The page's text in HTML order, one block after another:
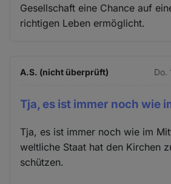
Gesellschaft eine Chance auf
richtigen Leben ermöglicht.
A.S. (nicht überprüft) Do.
Tja, es ist immer noch wie
Tja, es ist immer noch wie im
weltliche Staat hat den Kirchen
schützen.